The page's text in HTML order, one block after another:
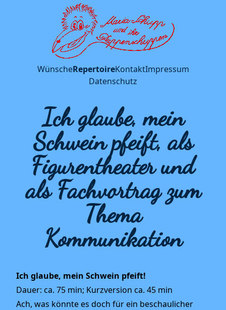
WünscheRepertoireKontaktImpressum
Datenschutz
Ich glaube, mein
Schwein pfeift, als
Figurentheater und
als Fachvortrag zum
Thema
Kommunikation
Ich glaube, mein Schwein pfeift!
Dauer: ca. 75 min; Kurzversion ca. 45 min
Ach, was könnte es doch für ein beschaulicher